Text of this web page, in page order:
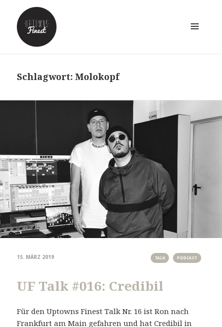
Schlagwort:Molokopf
15. MÄRZ 2019 PODCAST
TALK
UF Talk #016: Credibil
Für den Uptowns Finest Talk Nr. 16 ist Ron nach
Frankfurt am Main gefahren und hat Credibil in